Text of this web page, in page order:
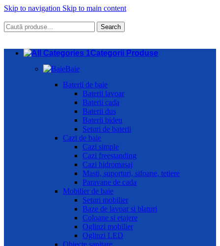
Skip to navigation Skip to main content
Search
Categorii Produse
Baie
Baterii de baie
Baterii lavoar
Baterii cada
Baterii dus
Baterii bideu
Seturi de baterii
Cazi de baie
Cazi simple
Cazi freestanding
Cazi hidromasaj
Masti, suporturi, sifoane, tetiere
Paravane de cada
Mobilier de baie
Seturi mobilier
Baze de lavoar si blaturi
Coloane si etajere
Oglinzi mobilier
Oglinzi LED
Obiecte sanitare